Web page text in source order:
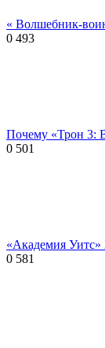
« Волшебник-
0 493
Почему «Трон 3:
0 501
«Академия Уитс»
0 581